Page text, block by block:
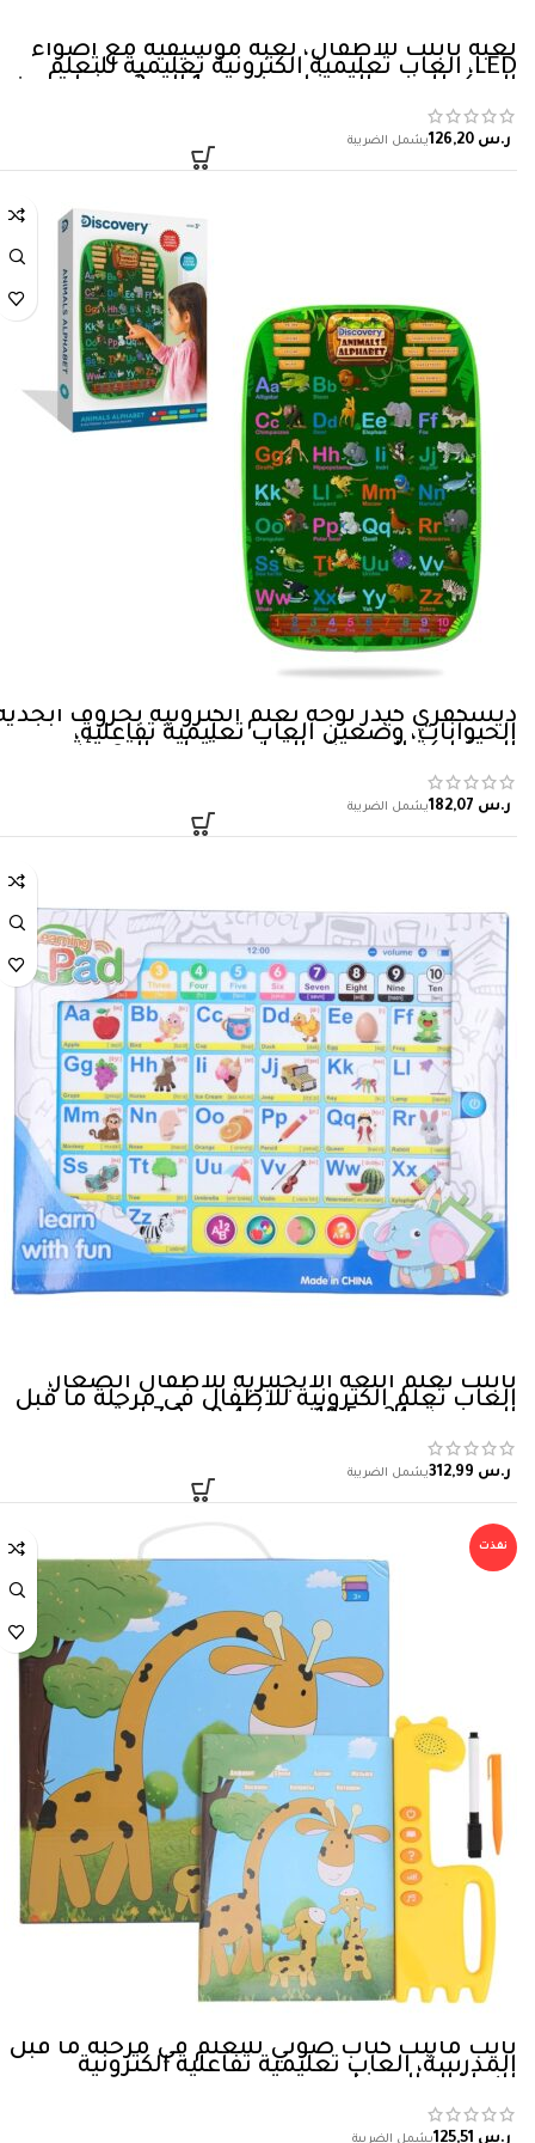
لعبة تابلت للاطفال، لعبة موسيقية مع اضواء
LED، العاب تعليمية الكترونية تعليمية للتعلم
المبكر للرضع الصغار من عمر 1 الى 3 سنوات من
ليونلي
ر.س
ديسكفري كيدز لوحة تعلم الكترونية بحروف
الحيوانات، وضعين العاب تعليمية تفاعلية،
المشاركة الحسية والتطوير، تعليم التهجئة
والارقام والحروف والحيوانات تعمل بالبطارية،
لعمر 3…
ر.س
تابلت تعلم اللغة الانجليزية للاطفال الصغار،
العاب تعلم الكترونية للاطفال في مرحلة ما قبل
المدرسة، 24 × 18.5 سم / 9.4 × 7.3 انش
ر.س
نفذت
نايب ماينت كتاب صوتي للتعلم في مرحلة ما قبل
المدرسة، العاب تعليمية تفاعلية الكترونية
للاطفال الصغار